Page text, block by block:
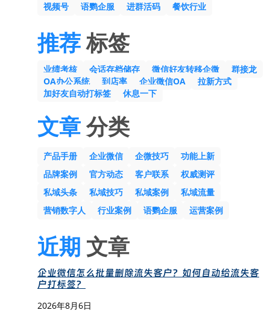
视频号
语鹦企服 进群活码 餐饮行业
推荐标签
业绩考核 会话存档储存 微信好友转移企微
群接龙
OA办公系统
到店率 企业微信OA
拉新方式
加好友自动打标签
休息一下
文章分类
产品手册 企业微信 企微技巧
功能上新
品牌案例
官方动态 客户联系
权威测评
私域头条
私域技巧 私域案例
私域流量
营销数字人
行业案例 语鹦企服 运营案例
近期 文章
企业微信怎么批量删除流失客户？如何自动给流失客
户打标签？
2026年8月6日